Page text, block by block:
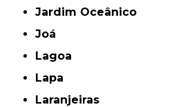
Jardim Oceânico
Joá
Lagoa
Lapa
Laranjeiras